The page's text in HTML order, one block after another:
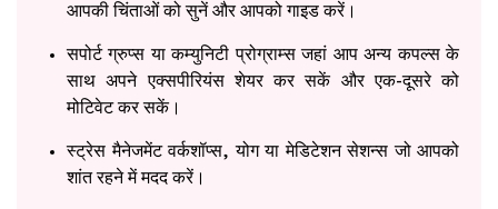
आपकी चिंताओं को सुनें और आपको गाइड करें।
सपोर्ट ग्रुप्स या कम्युनिटी प्रोग्राम्स जहां आप अन्य कपल्स के
साथ अपने एक्सपीरियंस शेयर कर सकें और एक-दूसरे को
मोटिवेट कर सकें।
स्ट्रेस मैनेजमेंट वर्कशॉप्स, योग या मेडिटेशन सेशन्स जो आपको
शांत रहने में मदद करें।